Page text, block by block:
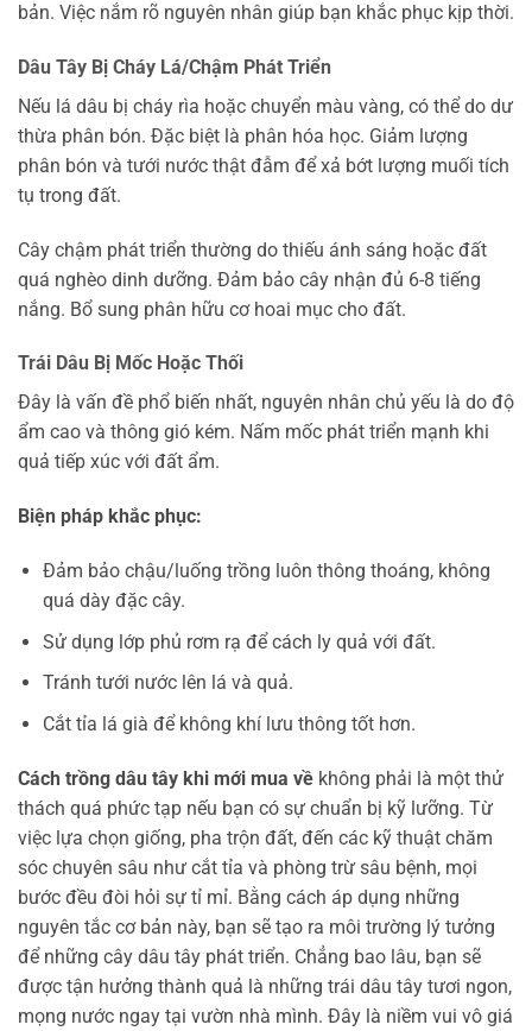
bản. Việc nắm rõ nguyên nhân giúp bạn khắc phục kịp thời.
Dâu Tây Bị Cháy Lá/Chậm Phát Triển
Nếu lá dâu bị cháy rìa hoặc chuyển màu vàng, có thể do dư
thừa phân bón. Đặc biệt là phân hóa học. Giảm lượng
phân bón và tưới nước thật đẫm để xả bớt lượng muối tích
tụ trong đất.
Cây chậm phát triển thường do thiếu ánh sáng hoặc đất
quá nghèo dinh dưỡng. Đảm bảo cây nhận đủ 6-8 tiếng
nắng. Bổ sung phân hữu cơ hoai mục cho đất.
Trái Dâu Bị Mốc Hoặc Thối
Đây là vấn đề phổ biến nhất, nguyên nhân chủ yếu là do độ
ẩm cao và thông gió kém. Nấm mốc phát triển mạnh khi
quả tiếp xúc với đất ẩm.
Biện pháp khắc phục:
Đảm bảo chậu/luống trồng luôn thông thoáng, không
quá dày đặc cây.
Sử dụng lớp phủ rơm rạ để cách ly quả với đất.
Tránh tưới nước lên lá và quả.
Cắt tỉa lá già để không khí lưu thông tốt hơn.
Cách trồng dâu tây khi mới mua về không phải là một thử
thách quá phức tạp nếu bạn có sự chuẩn bị kỹ lưỡng. Từ
việc lựa chọn giống, pha trộn đất, đến các kỹ thuật chăm
sóc chuyên sâu như cắt tỉa và phòng trừ sâu bệnh, mọi
bước đều đòi hỏi sự tỉ mỉ. Bằng cách áp dụng những
nguyên tắc cơ bản này, bạn sẽ tạo ra môi trường lý tưởng
để những cây dâu tây phát triển. Chẳng bao lâu, bạn sẽ
được tận hưởng thành quả là những trái dâu tây tươi ngon,
mọng nước ngay tại vườn nhà mình. Đây là niềm vui vô giá